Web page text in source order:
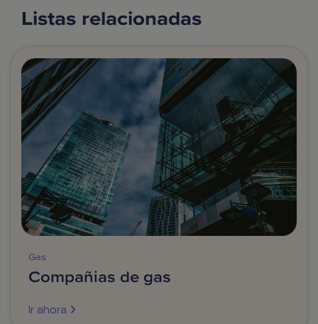
Listas relacionadas
Gas
Compañias de gas
Ir ahora